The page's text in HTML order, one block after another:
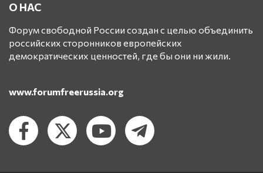
О НАС
Форум свободной России создан с целью объединить
российских сторонников европейских
демократических ценностей, где бы они ни жили.
www.forumfreerussia.org